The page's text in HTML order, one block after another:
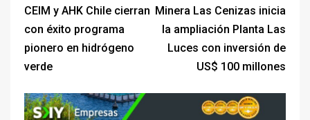
CEIM y AHK Chile cierran
con éxito programa
pionero en hidrógeno
verde
Minera Las Cenizas inicia
la ampliación Planta Las
Luces con inversión de
US$ 100 millones